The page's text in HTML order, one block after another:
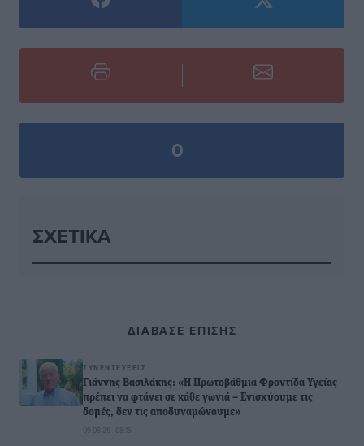
0
ΣΧΕΤΙΚΆ
ΔΙΑΒΑΣΕ ΕΠΙΣΗΣ
ΣΥΝΕΝΤΕΎΞΕΙΣ
Γιάννης Βασιλάκης: «Η Πρωτοβάθμια Φροντίδα Υγείας
πρέπει να φτάνει σε κάθε γωνιά – Ενισχύουμε τις
δομές, δεν τις αποδυναμώνουμε»
09.08.26 · 08:15